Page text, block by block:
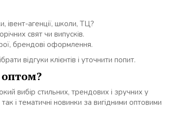
івент-агенції, школи, ТЦ?
свят чи випусків.
брендові оформлення.
відгуки клієнтів і уточнити попит.
вибір стильних, трендових і зручних у
і тематичні новинки за вигідними оптовими